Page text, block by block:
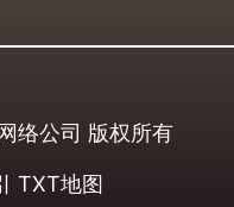
络公司 版权所有
TXT地图